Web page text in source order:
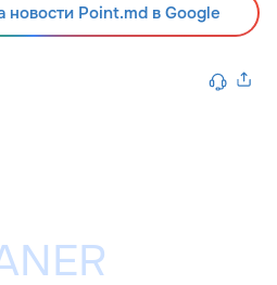
новости Point.md в Google